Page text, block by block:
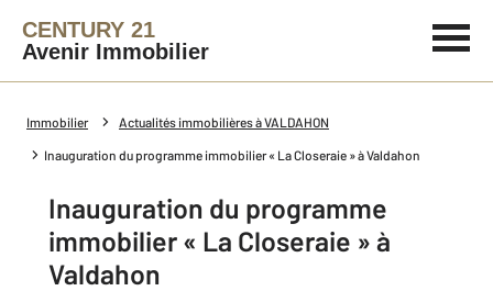
CENTURY 21
Avenir Immobilier
Immobilier Actualités immobilières à VALDAHON
Inauguration du programme immobilier « La Closeraie » à Valdahon
Inauguration du programme
immobilier « La Closeraie » à
Valdahon